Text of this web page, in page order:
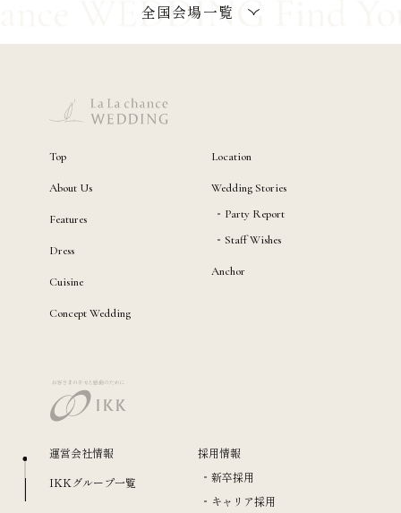
全国会場一覧
Top
About Us
Features
Dress
Cuisine
Concept Wedding
Location
Wedding Stories
Party Report
Staff Wishes
Anchor
運営会社情報
IKKグループ一覧
採用情報
新卒採用
キャリア採用